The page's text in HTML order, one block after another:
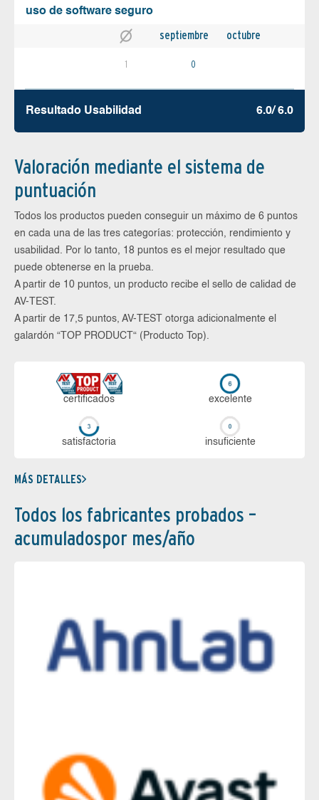
uso de software seguro
septiembre octubre
1 0
Resultado Usabilidad 6.0/ 6.0
Valoración mediante el sistema de
puntuación
Todos los productos pueden conseguir un máximo de 6 puntos
en cada una de las tres categorías: protección, rendimiento y
usabilidad. Por lo tanto, 18 puntos es el mejor resultado que
puede obtenerse en la prueba.
A partir de 10 puntos, un producto recibe el sello de calidad de
AV-TEST.
A partir de 17,5 puntos, AV-TEST otorga adicionalmente el
galardón “TOP PRODUCT“ (Producto Top).
certi­ficados ex­ce­len­te
sa­tis­fac­to­ria in­su­fi­cien­te
MÁS DETALLES
Todos los fabricantes probados –
acumuladospor mes/año